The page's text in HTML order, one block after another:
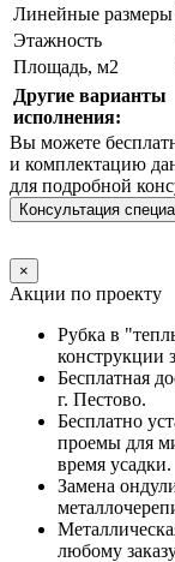
Линейные размеры
Этажность
Площадь, м2
Другие варианты
исполнения:
Вы можете
и комплектацию
для подробной
Консультация
×
Акции по проекту
Рубка в
конструкции
Бесплатная
г. Пестово.
Бесплатно
проемы для
время усадки.
Замена
любому